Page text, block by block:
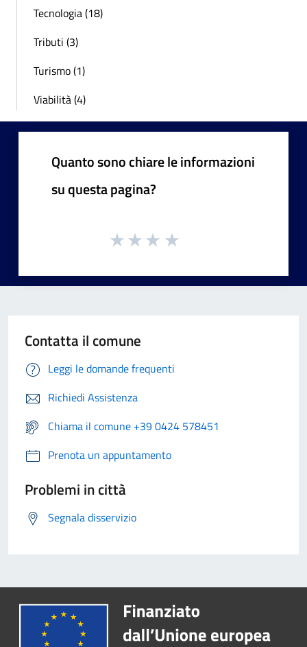
Tecnologia (18)
Tributi (3)
Turismo (1)
Viabilità (4)
Quanto sono chiare le informazioni
su questa pagina?
Contatta il comune
Leggi le domande frequenti
Richiedi Assistenza
Chiama il comune +39 0424 578451
Prenota un appuntamento
Problemi in città
Segnala disservizio